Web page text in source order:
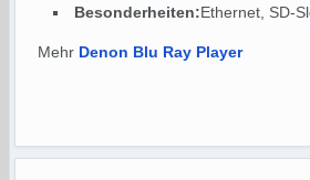
Besonderheiten:Ethernet, SD-
Mehr Denon Blu Ray Player